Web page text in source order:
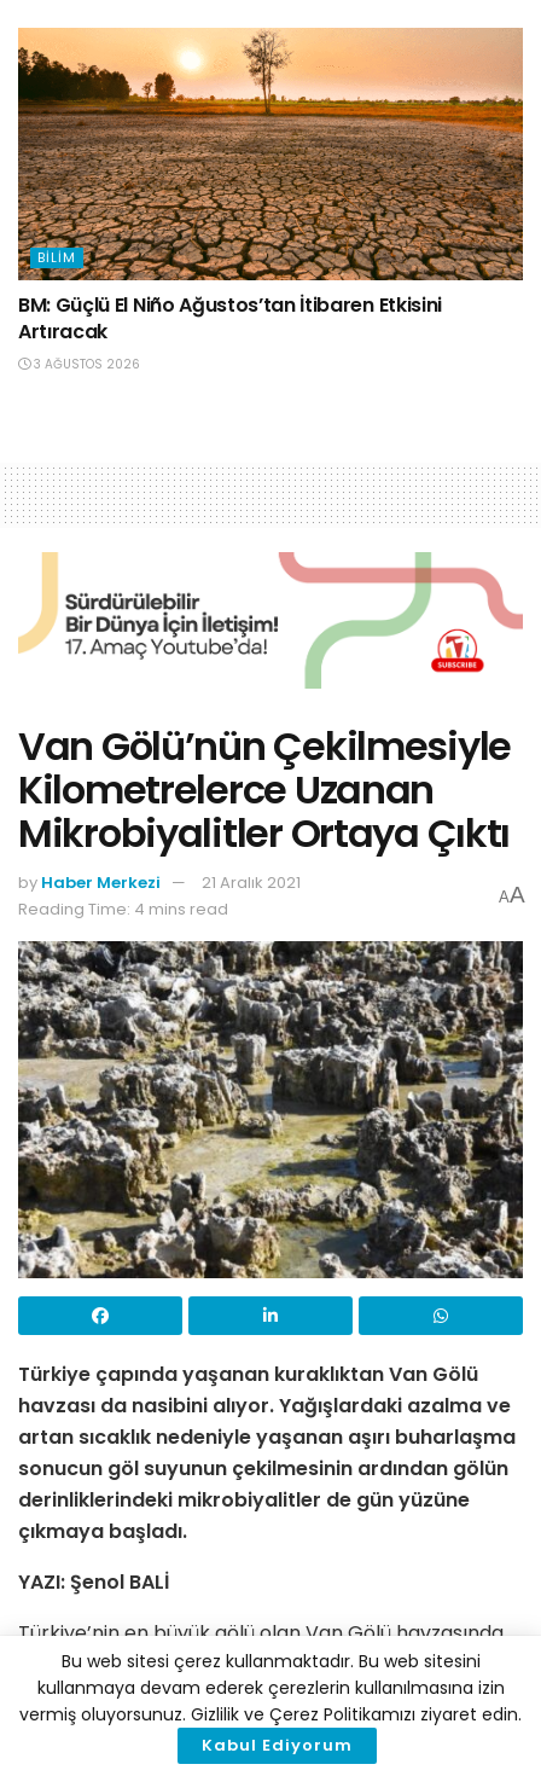
BILIM
BM: Güçlü El Niño Ağustos’tan İtibaren Etkisini
Artıracak
3 AĞUSTOS 2026
Van Gölü’nün Çekilmesiyle
Kilometrelerce Uzanan
Mikrobiyalitler Ortaya Çıktı
by Haber Merkezi
21 Aralık 2021
Reading Time: 4 mins read
AA
Türkiye çapında yaşanan kuraklıktan Van Gölü
havzası da nasibini alıyor. Yağışlardaki azalma ve
artan sıcaklık nedeniyle yaşanan aşırı buharlaşma
sonucun göl suyunun çekilmesinin ardından gölün
derinliklerindeki mikrobiyalitler de gün yüzüne
çıkmaya başladı.
YAZI: Şenol BALİ
Türkiye’nin en büyük gölü olan Van Gölü havzasında
sıcaklığın yükselmesine bağlı buharlaşmanın artması
nedeniyle başta göl olmak üzere birçok baraj, akarsu
ve su kaynaklarının seviyesinde yıl boyunca düşüş
yaşandı. Havzadaki iki göl tamamen kururken birçok
Bu web sitesi çerez kullanmaktadır. Bu web sitesini
kullanmaya devam ederek çerezlerin kullanılmasına izin
vermiş oluyorsunuz. Gizlilik ve Çerez Politikamızı ziyaret edin.
Kabul Ediyorum